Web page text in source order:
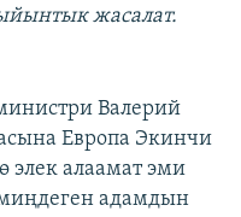
жасалат.
Валерий
Европа Экинчи
элек алаамат эми
миңдеген адамдын